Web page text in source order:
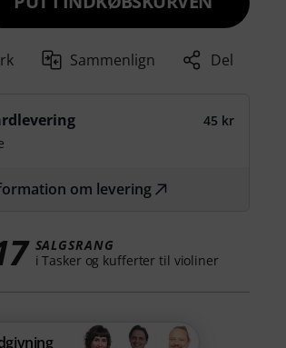
Sammenlign Del
45 kr
om levering
SALGSRANG
i Tasker og kufferter til violiner